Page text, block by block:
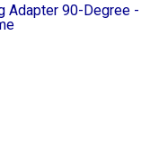
Adapter 90-Degree -